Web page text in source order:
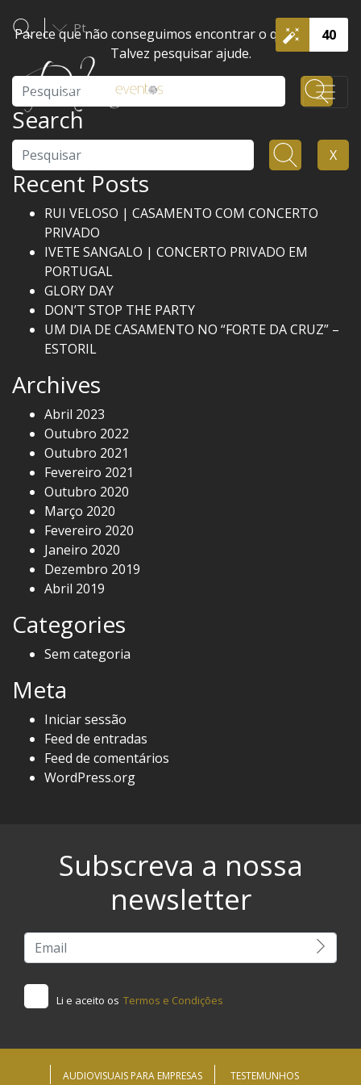
40
Pt
Parece que não conseguimos encontrar o que procura.
Talvez pesquisar ajude.
Search
Pesquisar X
Recent Posts
RUI VELOSO | CASAMENTO COM CONCERTO
PRIVADO
IVETE SANGALO | CONCERTO PRIVADO EM
PORTUGAL
GLORY DAY
DON’T STOP THE PARTY
UM DIA DE CASAMENTO NO “FORTE DA CRUZ” –
ESTORIL
Archives
Abril 2023
Outubro 2022
Outubro 2021
Fevereiro 2021
Outubro 2020
Março 2020
Fevereiro 2020
Janeiro 2020
Dezembro 2019
Abril 2019
Categories
Sem categoria
Meta
Iniciar sessão
Feed de entradas
Feed de comentários
WordPress.org
Subscreva a nossa
newsletter
Li e aceito os Termos e Condições
AUDIOVISUAIS PARA EMPRESAS TESTEMUNHOS